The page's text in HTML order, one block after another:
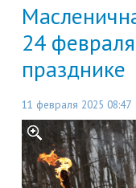
24
празднике
11 февраля 2025 08:47